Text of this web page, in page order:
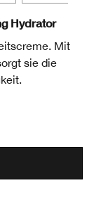
Hydrator
Mit
sie die